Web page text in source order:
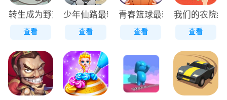
转生成为野蛮人正版
查看
少年仙路最新版
查看
青春篮球最新版
查看
我们的农院
查看